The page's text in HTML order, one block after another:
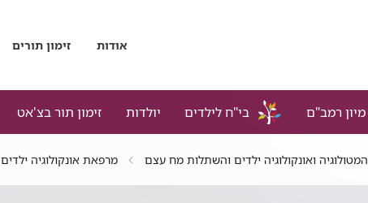
אודות זימון תורים
מיון רמב"ם בי"ח לילדים יולדות זימון תור בצ'אט
המטולוגיה ואונקולוגיה ילדים והשתלות מח עצם מרפאת אונקולוגיה ילדים